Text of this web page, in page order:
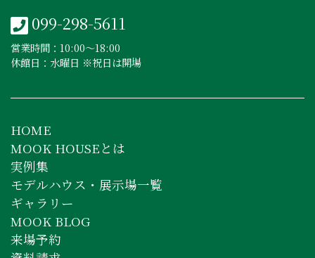
099-298-5611
営業時間：10:00〜18:00
休館日：水曜日 ※祝日は開場
HOME
MOOK HOUSEとは
実例集
モデルハウス・展示場一覧
ギャラリー
MOOK BLOG
来場予約